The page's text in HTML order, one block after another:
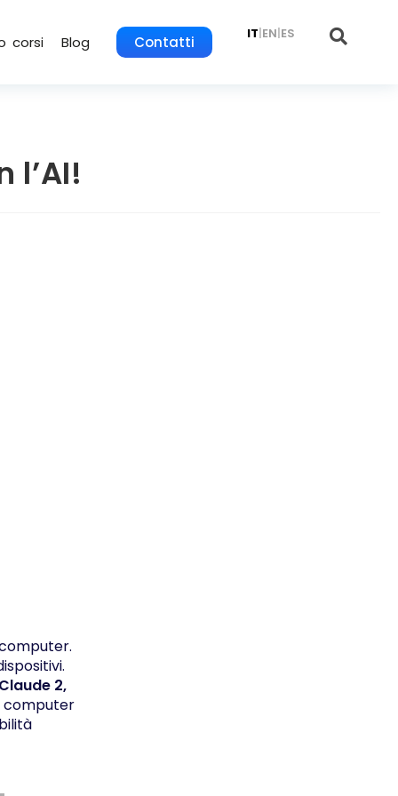
corsi Blog Contatti IT|EN|ES
l’AI!
2,
computer